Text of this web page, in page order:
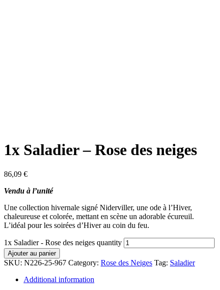
1x Saladier – Rose des neiges
86,09 €
Vendu à l’unité
Une collection hivernale signé Niderviller, une ode à l’Hiver,
chaleureuse et colorée, mettant en scène un adorable écureuil.
L’idéal pour les soirées d’Hiver au coin du feu.
1x Saladier - Rose des neiges quantity
Ajouter au panier
SKU: N226-25-967 Category: Rose des Neiges Tag: Saladier
Additional information